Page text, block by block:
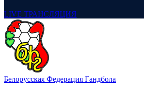
LIVE ТРАНСЛЯЦИЯ
Белорусская Федерация Гандбола